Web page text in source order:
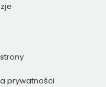
prywatności